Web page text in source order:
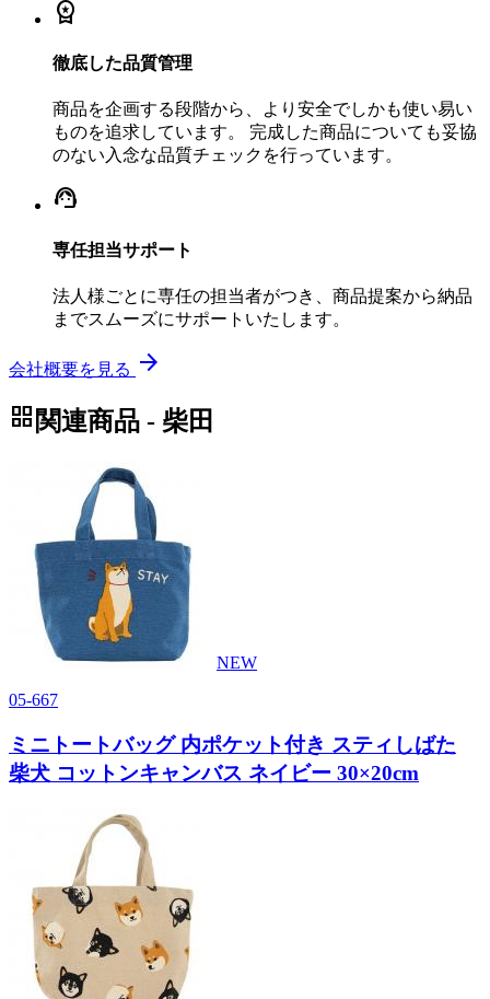
workspace_premium
徹底した品質管理
商品を企画する段階から、より安全でしかも使い易い
ものを追求しています。 完成した商品についても妥協
のない入念な品質チェックを行っています。
support_agent
専任担当サポート
法人様ごとに専任の担当者がつき、商品提案から納品
までスムーズにサポートいたします。
会社概要を見る arrow_forward
grid_view 関連商品 - 柴田
NEW
05-667
ミニトートバッグ 内ポケット付き スティしばた
柴犬 コットンキャンバス ネイビー 30×20cm